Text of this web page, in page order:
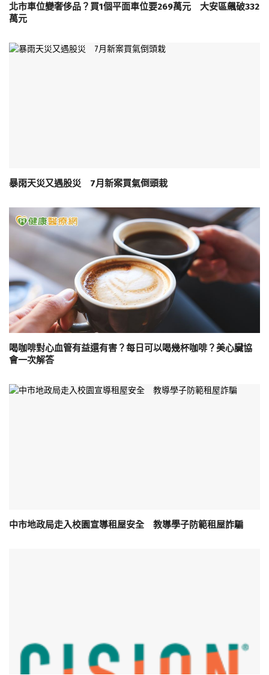
北市車位變奢侈品？買1個平面車位要269萬元 大安區飆破332
萬元
暴雨天災又遇股災 7月新案買氣倒頭栽
喝咖啡對心血管有益還有害？每日可以喝幾杯咖啡？美心臟協
會一次解答
中市地政局走入校園宣導租屋安全 教導學子防範租屋詐騙